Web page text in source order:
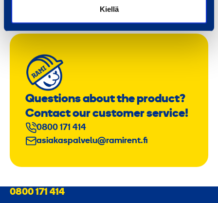
Kiellä
Questions about the product?
Contact our customer service!
0800 171 414
asiakaspalvelu@ramirent.fi
0800 171 414